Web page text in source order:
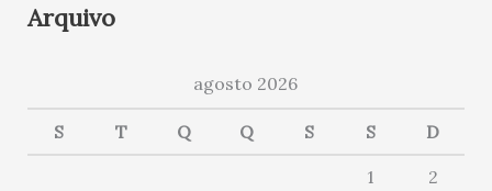
Arquivo
agosto 2026
S T Q Q S S D
1
2